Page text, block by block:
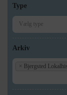
Type
Arkiv
× Bjergsted